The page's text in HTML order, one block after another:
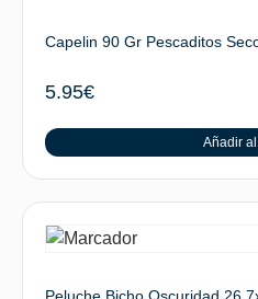
Capelin 90 Gr Pescaditos
5.95€
Añadir
Peluche Bicho Oscuridad